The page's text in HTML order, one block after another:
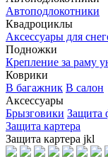
Автоподлокотники
Квадроциклы
Аксессуары для
Подножки
Крепление за раму
Коврики
В багажник В салон
Аксессуары
Брызговики Защита
Защита картера
Защита картера jkl